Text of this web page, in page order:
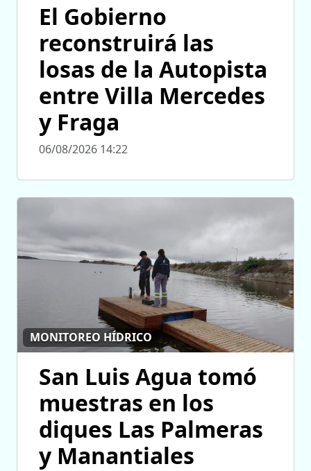
El Gobierno
reconstruirá las
losas de la Autopista
entre Villa Mercedes
y Fraga
06/08/2026 14:22
MONITOREO HÍDRICO
San Luis Agua tomó
muestras en los
diques Las Palmeras
y Manantiales